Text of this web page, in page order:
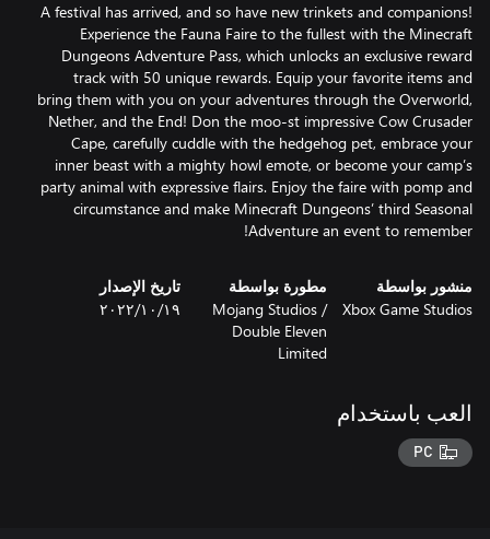
A festival has arrived, and so have new trinkets and companions!
Experience the Fauna Faire to the fullest with the Minecraft
Dungeons Adventure Pass, which unlocks an exclusive reward
track with 50 unique rewards. Equip your favorite items and
bring them with you on your adventures through the Overworld,
Nether, and the End! Don the moo-st impressive Cow Crusader
Cape, carefully cuddle with the hedgehog pet, embrace your
inner beast with a mighty howl emote, or become your camp’s
party animal with expressive flairs. Enjoy the faire with pomp and
circumstance and make Minecraft Dungeons’ third Seasonal
Adventure an event to remember!
منشور بواسطة
Xbox Game Studios
مطورة بواسطة
Mojang Studios /
‪Double Eleven
Limited
تاريخ الإصدار
١٩‏/١٠‏/٢٠٢٢
العب باستخدام
PC